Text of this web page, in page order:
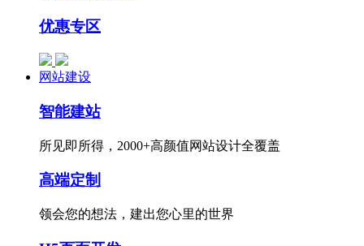
优惠专区
网站建设
智能建站
所见即所得，2000+高颜值网站设计全覆盖
高端定制
领会您的想法，建出您心里的世界